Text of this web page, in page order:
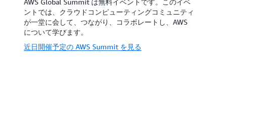
AWS Global Summit は無料イベントです。このイベ
ントでは、クラウドコンピューティングコミュニティ
が一堂に会して、つながり、コラボレートし、AWS
について学びます。
近日開催予定の AWS Summit を見る